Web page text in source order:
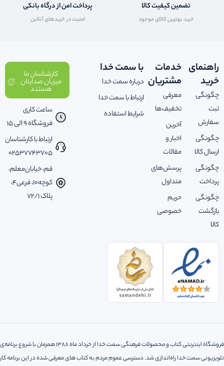
تضمین کیفیت کالا
خرید بهترین کالای موجود
پرداخت امن از درگاه بانکی
امنیت در خریدهای آنلاین
راهنمای
خرید
چگونگی
ثبت
سفارش
چگونگی
ارسال کالا
چگونگی
پرداخت
چگونگی
بازگشت
کالا
خدمات
مشتریان
معرفی
تخفیف‌ها
آخرین
اخبار و
مقالات
پرسش‌های
متداول
حریم
خصوصی
با سمت خدا
درباره سمت خدا
ارتباط با سمت خدا
شرایط استفاده
کارشناسان ما
میزبان صدایتان
هستند
ساعت کاری
فروشگاه 9 الی 15
ارتباط با کارشناسان
02537743705
قم، خیابان‌معلم،
کوچه‌10، فرعی‌4،
پلاک ‌72/1
فروشگاه اینترنتی کتاب و محصولات فرهنگی سمت خدا از خرداد ماه 1388 همزمان با شروع برنامه‌ی
تلویزیونی سمت خدا راه‌اندازی شد. دسترسی عموم مردم به کتاب های معرفی شده در این برنامه کار